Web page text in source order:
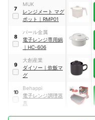
1合炊き
7
MUK
レンジメート マグ
ポット ｜ RMP01
8
パール金属
電子レンジ専用鍋
｜ HC-606
9
大創産業
ダイソー ｜ 炊飯マ
グ
10
Behappi
電子レンジ調理器
具